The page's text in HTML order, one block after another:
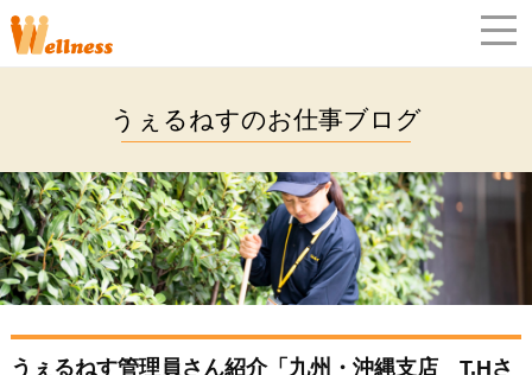
うぇるねすのお仕事ブログ
うぇるねす管理員さん紹介「九州・沖縄支店 T.Hさ